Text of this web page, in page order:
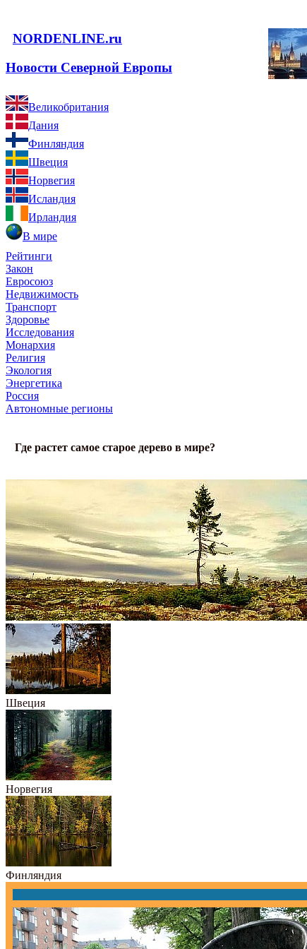
NORDENLINE.ru
Новости Северной Европы
Великобритания
Дания
Финляндия
Швеция
Норвегия
Исландия
Ирландия
В мире
Рейтинги
Закон
Евросоюз
Недвижимость
Транспорт
Здоровье
Исследования
Монархия
Религия
Экология
Энергетика
Россия
Автономные регионы
Где растет самое старое дерево в мире?
Швеция
Норвегия
Финляндия